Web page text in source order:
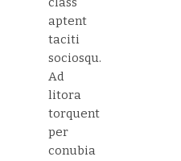
aptent
taciti
sociosqu.
Ad
litora
torquent
per
conubia